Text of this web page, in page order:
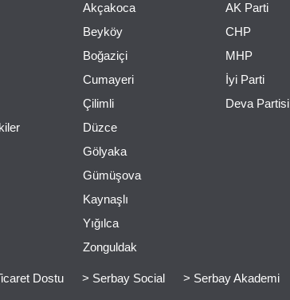
Akçakoca
Beyköy
Boğaziçi
Cumayeri
Çilimli
Düzce
Gölyaka
Gümüşova
Kaynaşlı
Yığılca
Zonguldak
AK Parti
CHP
MHP
İyi Parti
Deva Partisi
Dostu > Serbay Social > Serbay Akademi